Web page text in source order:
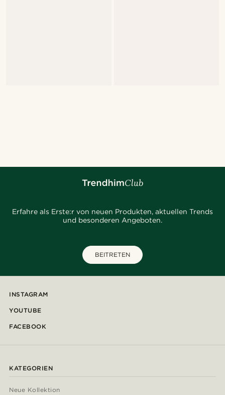
Erfahre als Erste:r von neuen Produkten, aktuellen Trends
und besonderen Angeboten.
BEITRETEN
INSTAGRAM
YOUTUBE
FACEBOOK
KATEGORIEN
Neue Kollektion